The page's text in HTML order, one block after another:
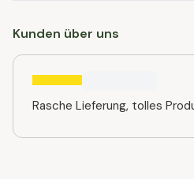
Kunden über uns
Rasche Lieferung, tolles